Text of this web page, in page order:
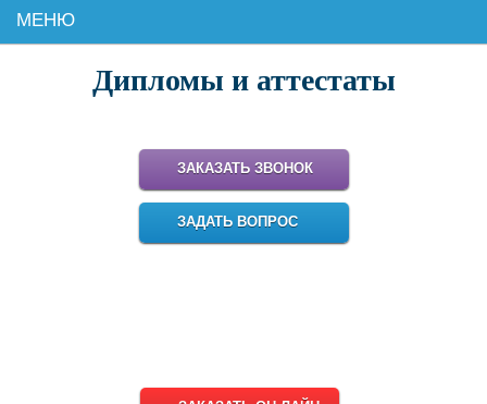
МЕНЮ
Дипломы и аттестаты
ЗАКАЗАТЬ ЗВОНОК
ЗАДАТЬ ВОПРОС